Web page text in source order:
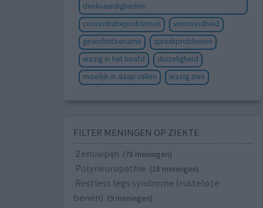
denkvaardigheden
concentratieproblemen
vermoeidheid
gewichtstoename
spraakproblemen
wazig in het hoofd
duizeligheid
moeilijk in slaap vallen
wazig zien
FILTER MENINGEN OP ZIEKTE
Zenuwpijn (78 meningen)
Polyneuropathie (18 meningen)
Restless legs syndrome (rusteloze
benen) (9 meningen)